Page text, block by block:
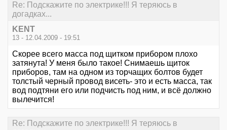
Re: Подскажите по электрике!!! Я теряюсь в
догадках...
KENT
13 - 12.04.2009 - 19:51
Скорее всего масса под щитком прибором плохо
затянута! У меня было такое! Снимаешь щиток
приборов, там на одном из торчащих болтов будет
толстый черный провод висеть- это и есть масса, так
вод подтяни его или подчисть под ним, и всё должно
вылечится!
Re: Подскажите по электрике!!! Я теряюсь в